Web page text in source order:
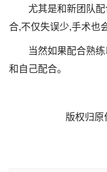
尤其是和新团队
合,不仅失误少,手术也
当然如果配合熟
和自己配合。
版权归原